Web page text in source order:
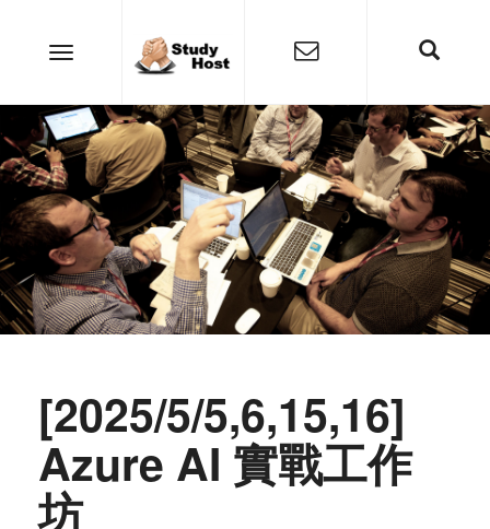
[2025/5/5,6,15,16]
Azure AI 實戰工作
坊